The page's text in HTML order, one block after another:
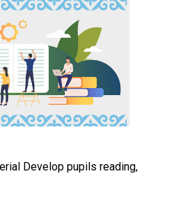
Develop pupils reading,